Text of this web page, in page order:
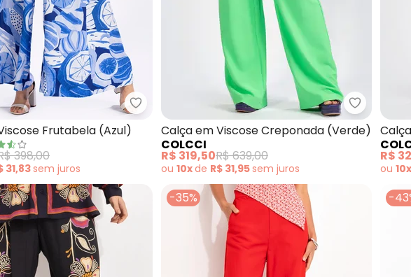
(Azul)
Farm - Calça em Viscose Frutabela (Azul)
Frutabela (Azul)
398,00
31,83sem juros
Colcci -
Calça em Viscose Creponada (Verde)
COLCCI
R$ 319,50R$ 639,00
ou 10xde R$ 31,95sem juros
R$
ou 10x
-35% -
Ao enviar o cadastro, você concorda com a nossa
Privacidade